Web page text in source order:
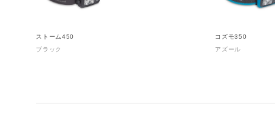
ストーム450
ブラック
コズモ350
アズール
テント内には山小屋のような照明はありません。
ん。
近接LEDは照射範囲が広く、メインLEDほど明るくあ
メインLEDよりも消費電力が小さいので電池を長く持